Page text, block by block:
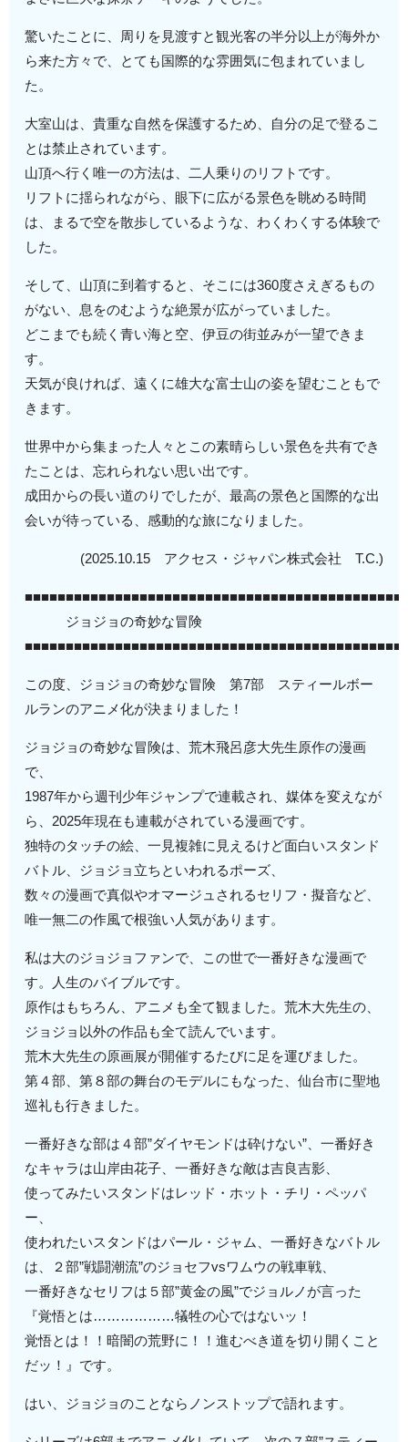
驚いたことに、周りを見渡すと観光客の半分以上が海外か
ら来た方々で、とても国際的な雰囲気に包まれていまし
た。
大室山は、貴重な自然を保護するため、自分の足で登るこ
とは禁止されています。
山頂へ行く唯一の方法は、二人乗りのリフトです。
リフトに揺られながら、眼下に広がる景色を眺める時間
は、まるで空を散歩しているような、わくわくする体験で
した。
そして、山頂に到着すると、そこには360度さえぎるもの
がない、息をのむような絶景が広がっていました。
どこまでも続く青い海と空、伊豆の街並みが一望できま
す。
天気が良ければ、遠くに雄大な富士山の姿を望むこともで
きます。
世界中から集まった人々とこの素晴らしい景色を共有でき
たことは、忘れられない思い出です。
成田からの長い道のりでしたが、最高の景色と国際的な出
会いが待っている、感動的な旅になりました。
(2025.10.15 アクセス・ジャパン株式会社 T.C.)
■■■■■■■■■■■■■■■■■■■■■■■■■■■■■■■■■■■■■■■■■■■■■■
ジョジョの奇妙な冒険
■■■■■■■■■■■■■■■■■■■■■■■■■■■■■■■■■■■■■■■■■■■■■■
この度、ジョジョの奇妙な冒険 第7部 スティールボー
ルランのアニメ化が決まりました！
ジョジョの奇妙な冒険は、荒木飛呂彦大先生原作の漫画
で、
1987年から週刊少年ジャンプで連載され、媒体を変えなが
ら、2025年現在も連載がされている漫画です。
独特のタッチの絵、一見複雑に見えるけど面白いスタンド
バトル、ジョジョ立ちといわれるポーズ、
数々の漫画で真似やオマージュされるセリフ・擬音など、
唯一無二の作風で根強い人気があります。
私は大のジョジョファンで、この世で一番好きな漫画で
す。人生のバイブルです。
原作はもちろん、アニメも全て観ました。荒木大先生の、
ジョジョ以外の作品も全て読んでいます。
荒木大先生の原画展が開催するたびに足を運びました。
第４部、第８部の舞台のモデルにもなった、仙台市に聖地
巡礼も行きました。
一番好きな部は４部”ダイヤモンドは砕けない”、一番好き
なキャラは山岸由花子、一番好きな敵は吉良吉影、
使ってみたいスタンドはレッド・ホット・チリ・ペッパ
ー、
使われたいスタンドはパール・ジャム、一番好きなバトル
は、２部”戦闘潮流”のジョセフvsワムウの戦車戦、
一番好きなセリフは５部”黄金の風”でジョルノが言った
『覚悟とは………………犠牲の心ではないッ！
覚悟とは！！暗闇の荒野に！！進むべき道を切り開くこと
だッ！』です。
はい、ジョジョのことならノンストップで語れます。